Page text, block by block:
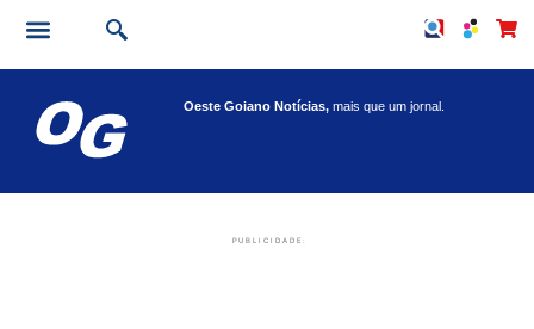
Oeste Goiano Notícias,mais que um jornal.
PUBLICIDADE: